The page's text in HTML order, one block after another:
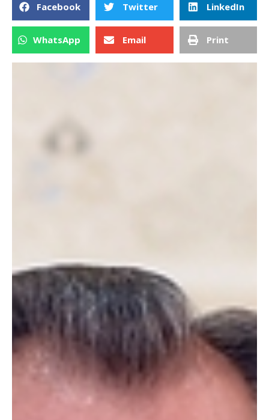
Facebook Twitter LinkedIn
WhatsApp Email Print